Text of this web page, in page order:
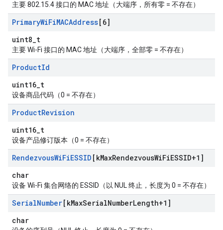
主要 802.15.4 接口的 MAC 地址（大端序，所有零 = 不存在）
PrimaryWiFiMACAddress[6]
uint8_t
主要 Wi-Fi 接口的 MAC 地址（大端序，全部零 = 不存在）
ProductId
uint16_t
设备商品代码（0 = 不存在）
ProductRevision
uint16_t
设备产品修订版本（0 = 不存在）
RendezvousWiFiESSID [kMaxRendezvousWiFiESSID+1]
char
设备 Wi-Fi 集合网络的 ESSID（以 NUL 终止，长度为 0 = 不存在）
SerialNumber[kMaxSerialNumberLength+1]
char